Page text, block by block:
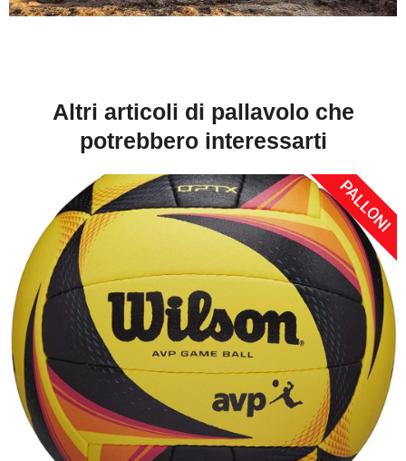
Altri articoli di pallavolo che
potrebbero interessarti
PALLONI